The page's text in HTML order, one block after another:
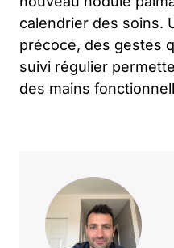
calendrier des soins.
précoce, des gestes
suivi régulier
des mains